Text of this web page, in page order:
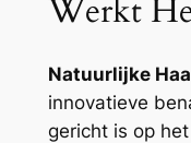
Werkt
Natuurlijke
innovatieve
gericht is op